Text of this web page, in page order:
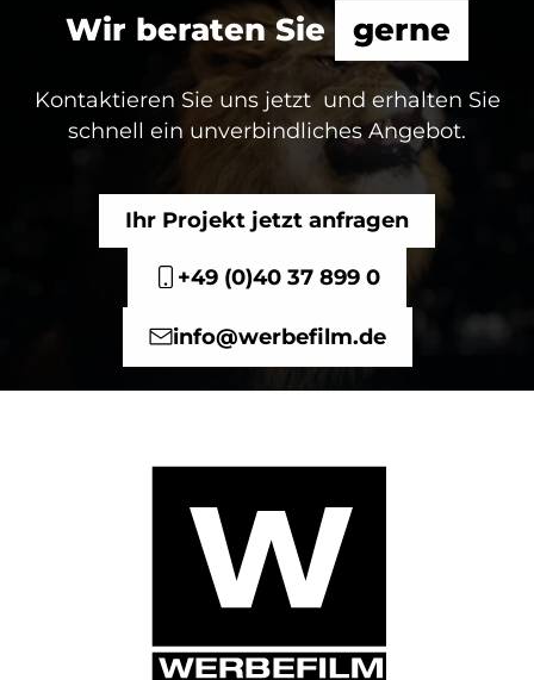
Wir beraten Sie gerne
Kontaktieren Sie uns jetzt und erhalten Sie
schnell ein unverbindliches Angebot.
Ihr Projekt jetzt anfragen
+49 (0)40 37 899 0
info@werbefilm.de